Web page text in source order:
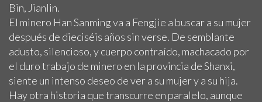
Bin, Jianlin.
El minero Han Sanming va a Fengjie a buscar a su mujer
después de dieciséis años sin verse. De semblante
adusto, silencioso, y cuerpo contraído, machacado por
el duro trabajo de minero en la provincia de Shanxi,
siente un intenso deseo de ver a su mujer y a su hija.
Hay otra historia que transcurre en paralelo, aunque